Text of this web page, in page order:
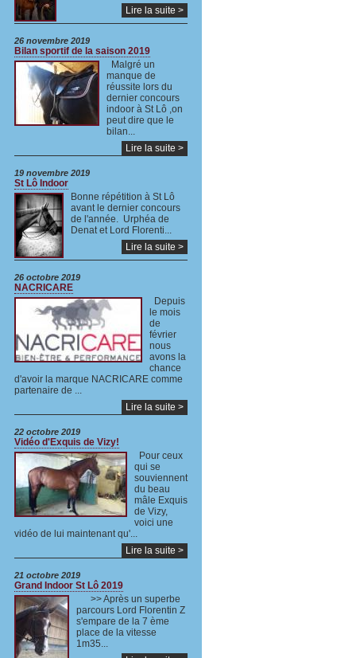
Lire la suite >
26 novembre 2019
Bilan sportif de la saison 2019
Malgré un
manque de
réussite lors du
dernier concours
indoor à St Lô ,on
peut dire que le
bilan...
Lire la suite >
19 novembre 2019
St Lô Indoor
Bonne répétition à St Lô
avant le dernier concours
de l'année. Urphéa de
Denat et Lord Florenti...
Lire la suite >
26 octobre 2019
NACRICARE
Depuis
le mois
de
février
nous
avons la
chance
d'avoir la marque NACRICARE comme
partenaire de ...
Lire la suite >
22 octobre 2019
Vidéo d'Exquis de Vizy!
Pour ceux
qui se
souviennent
du beau
mâle Exquis
de Vizy,
voici une
vidéo de lui maintenant qu'...
Lire la suite >
21 octobre 2019
Grand Indoor St Lô 2019
>> Après un superbe
parcours Lord Florentin Z
s'empare de la 7 ème
place de la vitesse
1m35...